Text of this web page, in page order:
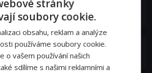
Property Agency
stránky
soubory cookie.
obsahu, reklam a analýze
používáme soubory cookie.
o vašem používání našich
sdílíme s našimi reklamními a